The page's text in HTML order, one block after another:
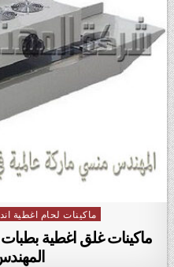
Posted in
ماكينات لحام اغطية